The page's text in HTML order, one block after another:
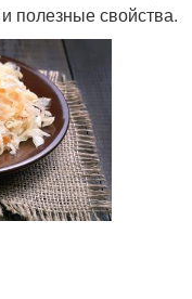
полезные свойства.